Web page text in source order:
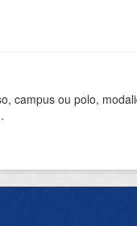
campus ou polo,